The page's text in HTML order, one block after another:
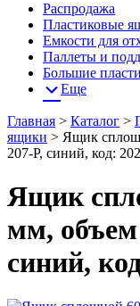
Распродажа
Пластиковые
Емкости для
Паллеты и
Большие
Еще
Главная > Каталог >
ящики > Ящик
207-P, синий, код:
Ящик
мм, объем
синий,